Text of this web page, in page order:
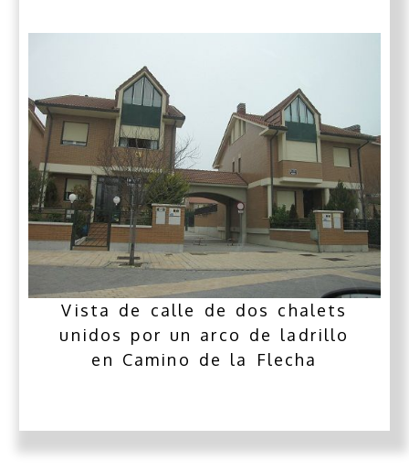
Vista de calle de dos chalets
unidos por un arco de ladrillo
en Camino de la Flecha